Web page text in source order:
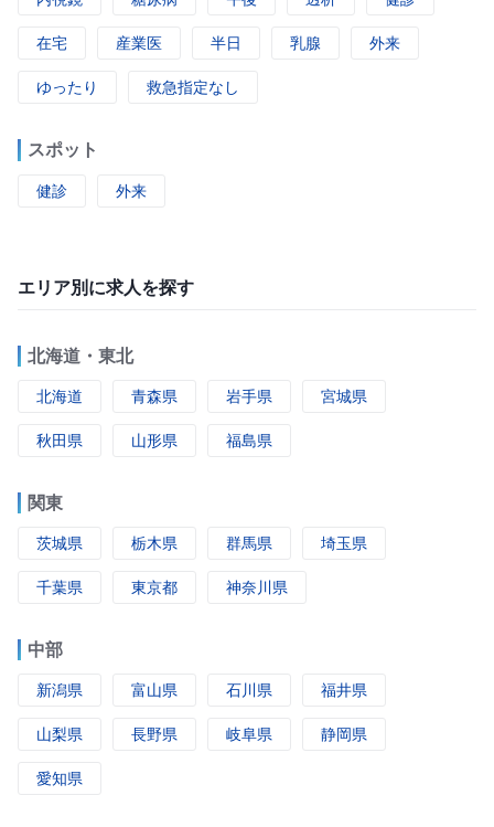
在宅 産業医 半日 乳腺 外来
ゆったり 救急指定なし
スポット
健診 外来
エリア別に求人を探す
北海道・東北
北海道 青森県 岩手県 宮城県
秋田県 山形県 福島県
関東
茨城県 栃木県 群馬県 埼玉県
千葉県 東京都 神奈川県
中部
新潟県 富山県 石川県 福井県
山梨県 長野県 岐阜県 静岡県
愛知県